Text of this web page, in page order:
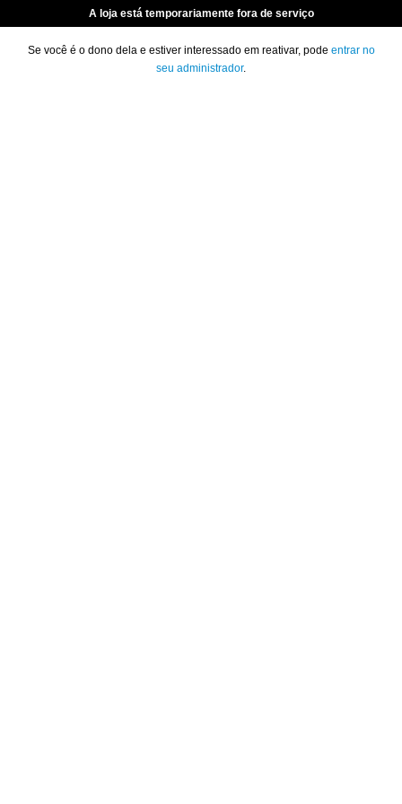
A loja está temporariamente fora de serviço
Se você é o dono dela e estiver interessado em reativar, pode entrar no
seu administrador.